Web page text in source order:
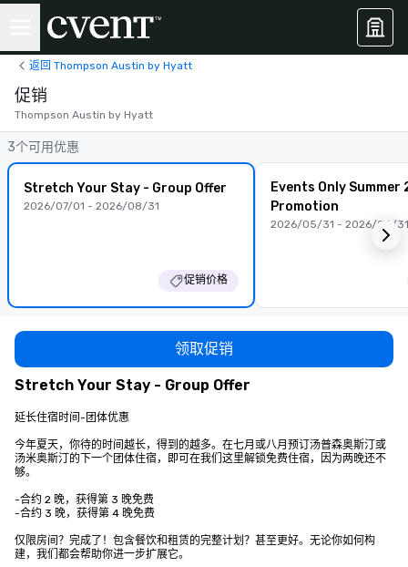
返回 Thompson Austin by Hyatt
促销
Thompson Austin by Hyatt
3个可用优惠
Stretch Your Stay - Group Offer
2026/07/01 - 2026/08/31
促销价格
Events Only Summer
Promotion
2026/05/31 - 2026/08/31
Stretch Your Stay - Group Offer
领取促销
延长住宿时间-团体优惠
今年夏天，你待的时间越长，得到的越多。在七月或八月预订汤普森奥斯汀或
汤米奥斯汀的下一个团体住宿，即可在我们这里解锁免费住宿，因为两晚还不
够。
-合约 2 晚，获得第 3 晚免费
-合约 3 晚，获得第 4 晚免费
仅限房间？完成了！包含餐饮和租赁的完整计划？甚至更好。无论你如何构
建，我们都会帮助你进一步扩展它。